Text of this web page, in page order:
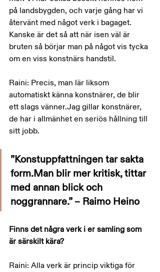
på landsbygden, och varje gång har vi
återvänt med något verk i bagaget.
Kanske är det så att när isen väl är
bruten så börjar man på något vis tycka
om en viss konstnärs handstil.
Raini: Precis, man lär liksom
automatiskt känna konstnärer, de blir
ett slags vänner.Jag gillar konstnärer,
de har i allmänhet en seriös hållning till
sitt jobb.
”Konstuppfattningen tar sakta
form.Man blir mer kritisk, tittar
med annan blick och
noggrannare.” – Raimo Heino
Finns det några verk i er samling som
är särskilt kära?
Raini: Alla verk är princip viktiga för